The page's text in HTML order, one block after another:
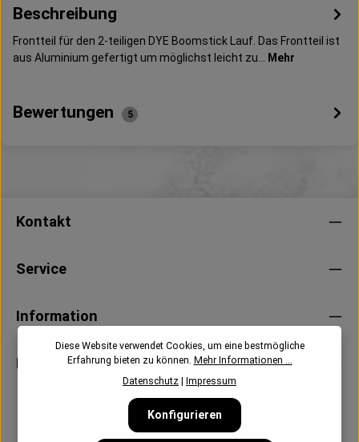
Beschreibung
Frontteil für den 2-teiligen DYE Boomstick Lauf. Das Frontteil ist
aus Aluminium gefertigt um möglichst leicht zu… Mehr
Bewertungen 5
Kontakt
Service
Information
Newsletter
Diese Website verwendet Cookies, um eine bestmögliche
Erfahrung bieten zu können. Mehr Informationen ...
Datenschutz
Impressum
Konfigurieren